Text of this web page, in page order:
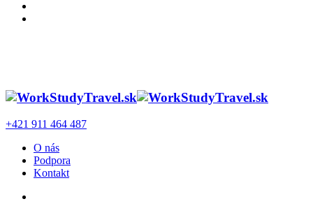
+421 911 464 487
O nás
Podpora
Kontakt